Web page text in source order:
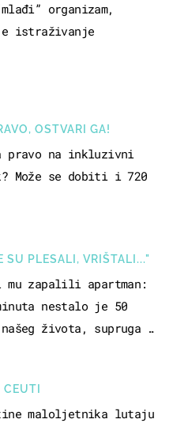
OSTVARI GA!
pravo na inkluzivni
Može se dobiti i 720
SU PLESALI, VRIŠTALI..."
zapalili apartman:
nestalo je 50
našeg života, supruga i
maloljetnika lutaju
organizam,
istraživanje